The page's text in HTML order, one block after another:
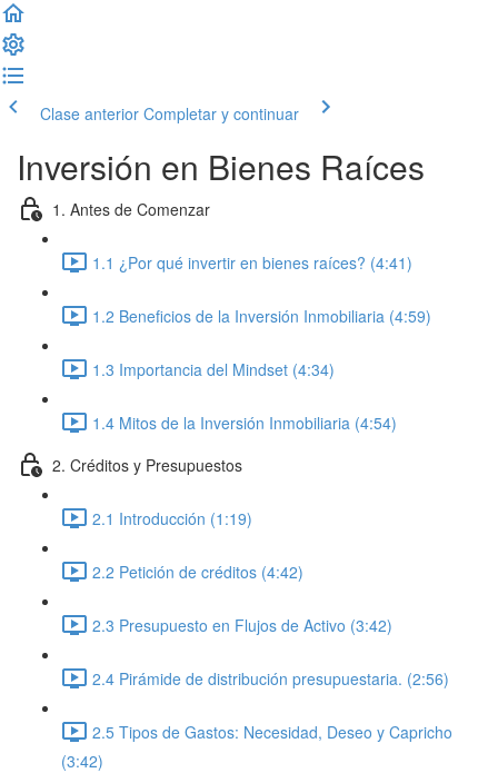
Clase anterior Completar y continuar
Inversión en Bienes Raíces
1. Antes de Comenzar
1.1 ¿Por qué invertir en bienes raíces? (4:41)
1.2 Beneficios de la Inversión Inmobiliaria (4:59)
1.3 Importancia del Mindset (4:34)
1.4 Mitos de la Inversión Inmobiliaria (4:54)
2. Créditos y Presupuestos
2.1 Introducción (1:19)
2.2 Petición de créditos (4:42)
2.3 Presupuesto en Flujos de Activo (3:42)
2.4 Pirámide de distribución presupuestaria. (2:56)
2.5 Tipos de Gastos: Necesidad, Deseo y Capricho
(3:42)